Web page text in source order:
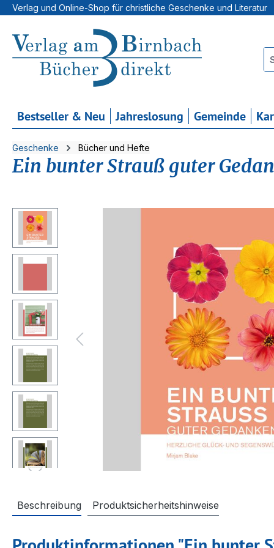
Hauptinhalt springen
Zur Suche springen
Zur Hauptnavigation springen
Verlag und Online-Shop für christliche Geschenke und Literatur
Bestseller & Neu Jahreslosung Gemeinde
Geschenke Bücher und Hefte
Ein bunter Strauß guter
Bildergalerie überspringen
Beschreibung Produktsicherheitshinweise